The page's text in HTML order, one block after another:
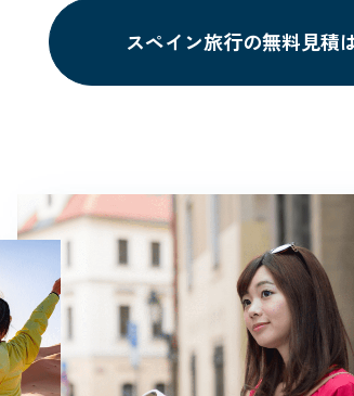
スペイン旅行の無料見積